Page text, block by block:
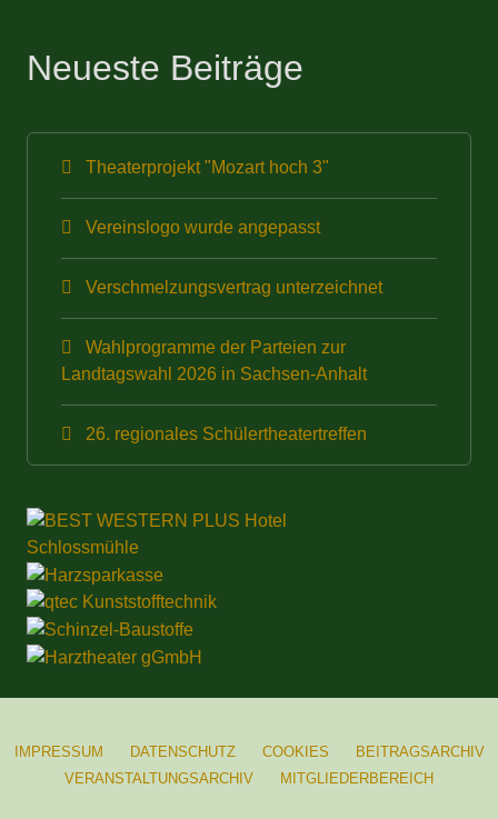
Neueste Beiträge
Theaterprojekt "Mozart hoch 3"
Vereinslogo wurde angepasst
Verschmelzungsvertrag unterzeichnet
Wahlprogramme der Parteien zur
Landtagswahl 2026 in Sachsen-Anhalt
26. regionales Schülertheatertreffen
IMPRESSUM DATENSCHUTZ COOKIES
BEITRAGSARCHIV
VERANSTALTUNGSARCHIV
MITGLIEDERBEREICH